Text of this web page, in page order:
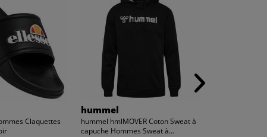
Claquettes
hummel
hummel hmlMOVER Coton Sweat à
capuche Hommes Sweat à...